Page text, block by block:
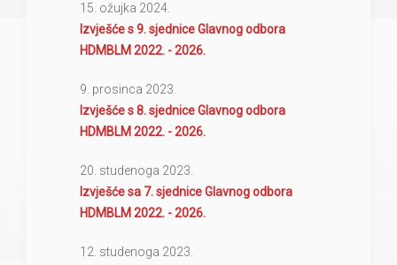
15. ožujka 2024.
Izvješće s 9. sjednice Glavnog odbora
HDMBLM 2022. - 2026.
9. prosinca 2023.
Izvješće s 8. sjednice Glavnog odbora
HDMBLM 2022. - 2026.
20. studenoga 2023.
Izvješće sa 7. sjednice Glavnog odbora
HDMBLM 2022. - 2026.
12. studenoga 2023.